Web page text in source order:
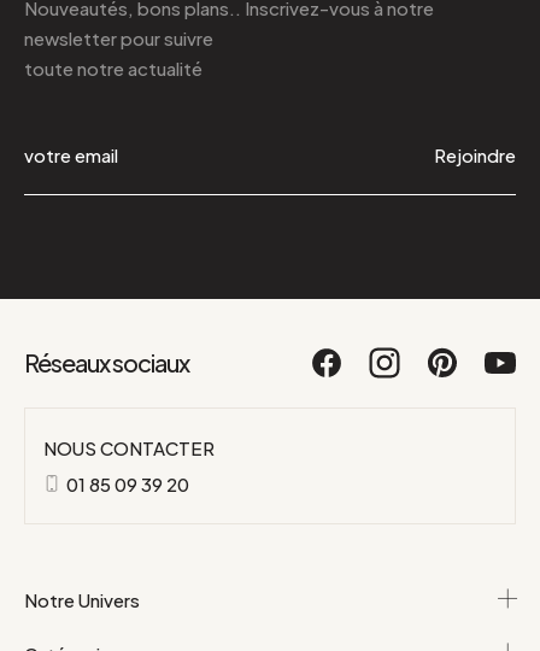
Nouveautés, bons plans.. Inscrivez-vous à notre
newsletterpour suivre
toute notre actualité
Rejoindre
Réseaux sociaux
NOUS CONTACTER
01 85 09 39 20
Notre Univers